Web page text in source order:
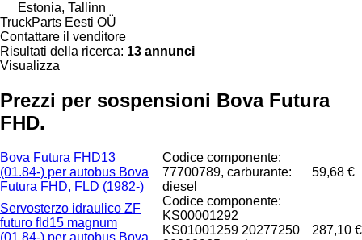
Estonia, Tallinn
TruckParts Eesti OÜ
Contattare il venditore
Risultati della ricerca: 13 annunci
Visualizza
Prezzi per sospensioni Bova Futura
FHD.
Bova Futura FHD13
(01.84-) per autobus Bova
Futura FHD, FLD (1982-)
Codice componente:
77700789, carburante:
diesel
59,68 €
Servosterzo idraulico ZF
futuro fld15 magnum
Codice componente:
KS00001292
KS01001259 20277250
287,10 €